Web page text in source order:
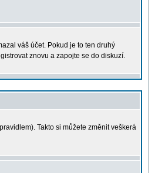
váš účet. Pokud je to ten druhý
znovu a zapojte se do diskuzí.
Takto si můžete změnit veškerá